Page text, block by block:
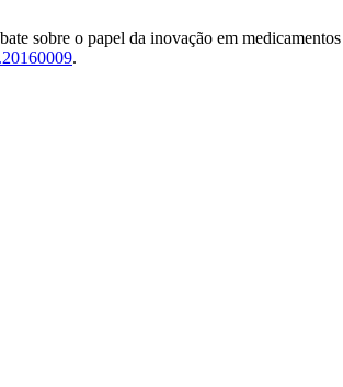
sobre o papel da inovação em
.